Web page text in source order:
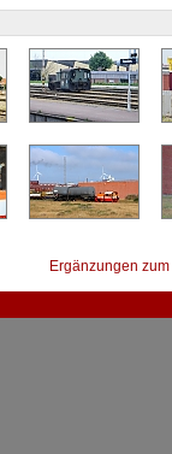
Ergänzungen